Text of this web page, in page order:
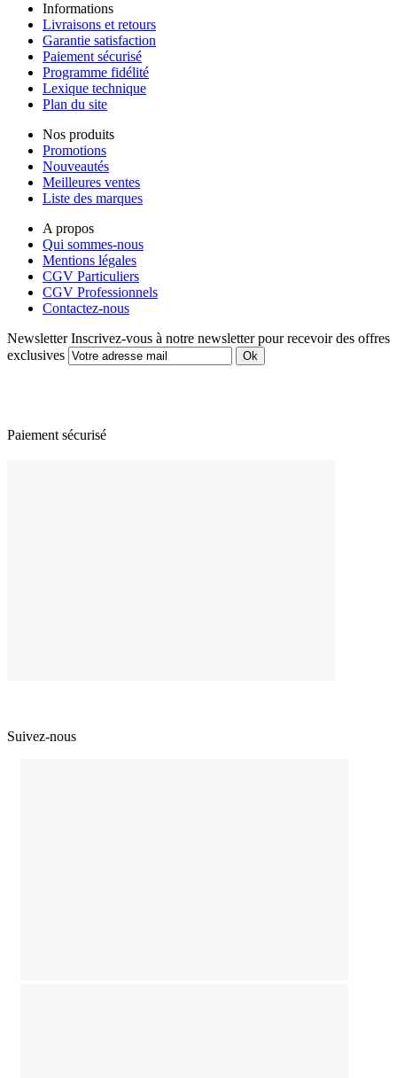
Informations
Livraisons et retours
Garantie satisfaction
Paiement sécurisé
Programme fidélité
Lexique technique
Plan du site
Nos produits
Promotions
Nouveautés
Meilleures ventes
Liste des marques
A propos
Qui sommes-nous
Mentions légales
CGV Particuliers
CGV Professionnels
Contactez-nous
Newsletter Inscrivez-vous à notre newsletter pour recevoir des offres
exclusives
Paiement sécurisé
Suivez-nous